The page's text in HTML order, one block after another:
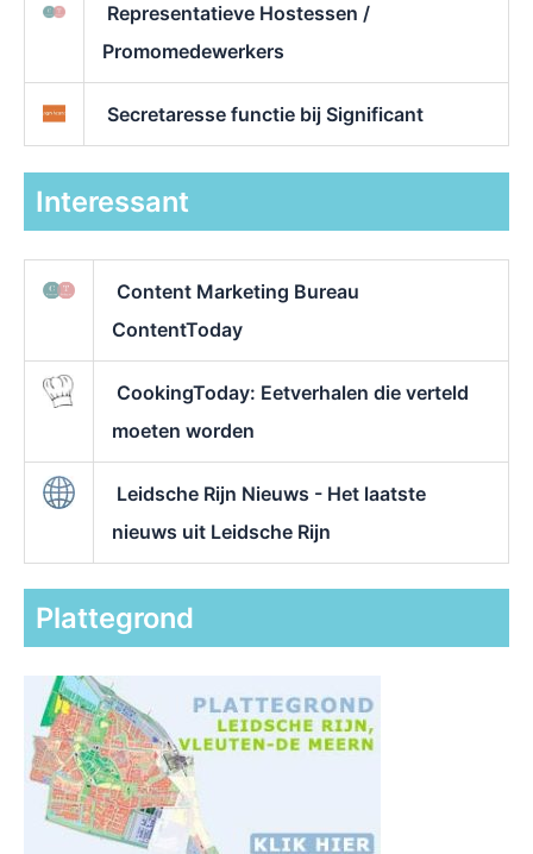
Representatieve Hostessen /
Promomedewerkers
Secretaresse functie bij Significant
Interessant
Content Marketing Bureau
ContentToday
CookingToday: Eetverhalen die verteld
moeten worden
Leidsche Rijn Nieuws - Het laatste
nieuws uit Leidsche Rijn
Plattegrond